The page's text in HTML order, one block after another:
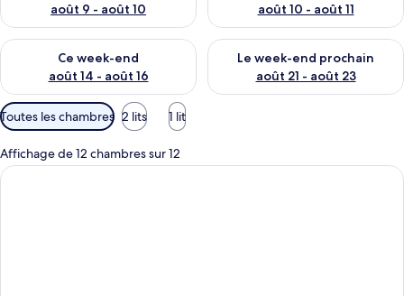
août 9 - août 10
août 10 - août 11
Ce week-end
août 14 - août 16
Vérifier la disponibilité pour ce week-end août 14 - août 16
Le week-end prochain
août 21 - août 23
Vérifier la disponibilité pour
Filtres
disponibles
pour
les
Toutes les chambres 2 lits 1 lit
Affichage de 12 chambres sur 12